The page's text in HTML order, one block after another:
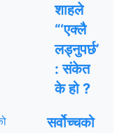
शाहले
“‘एक्लै
लड्नुपर्छ’
: संकेत
के हो ?
सर्वोच्चको